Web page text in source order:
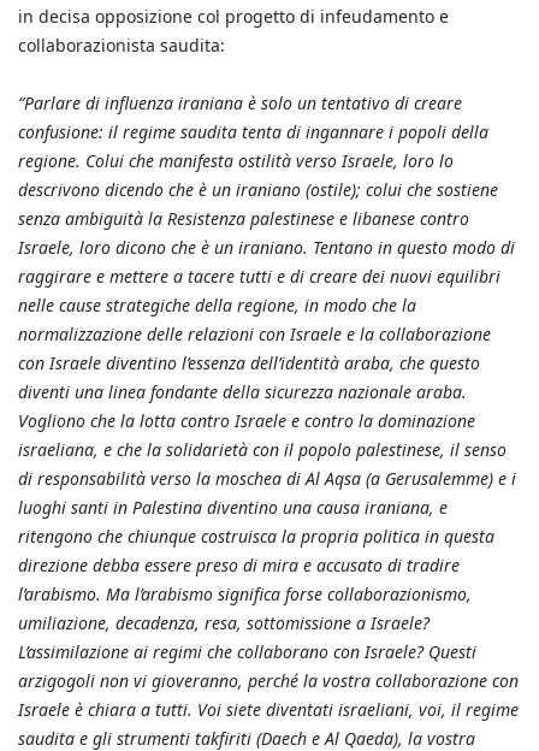
in decisa opposizione col progetto di infeudamento e
collaborazionista saudita:
“Parlare di influenza iraniana è solo un tentativo di creare
confusione: il regime saudita tenta di ingannare i popoli della
regione. Colui che manifesta ostilità verso Israele, loro lo
descrivono dicendo che è un iraniano (ostile); colui che sostiene
senza ambiguità la Resistenza palestinese e libanese contro
Israele, loro dicono che è un iraniano. Tentano in questo modo di
raggirare e mettere a tacere tutti e di creare dei nuovi equilibri
nelle cause strategiche della regione, in modo che la
normalizzazione delle relazioni con Israele e la collaborazione
con Israele diventino l’essenza dell’identità araba, che questo
diventi una linea fondante della sicurezza nazionale araba.
Vogliono che la lotta contro Israele e contro la dominazione
israeliana, e che la solidarietà con il popolo palestinese, il senso
di responsabilità verso la moschea di Al Aqsa (a Gerusalemme) e i
luoghi santi in Palestina diventino una causa iraniana, e
ritengono che chiunque costruisca la propria politica in questa
direzione debba essere preso di mira e accusato di tradire
l’arabismo. Ma l’arabismo significa forse collaborazionismo,
umiliazione, decadenza, resa, sottomissione a Israele?
L’assimilazione ai regimi che collaborano con Israele? Questi
arzigogoli non vi gioveranno, perché la vostra collaborazione con
Israele è chiara a tutti. Voi siete diventati israeliani, voi, il regime
saudita e gli strumenti takfiriti (Daech e Al Qaeda), la vostra